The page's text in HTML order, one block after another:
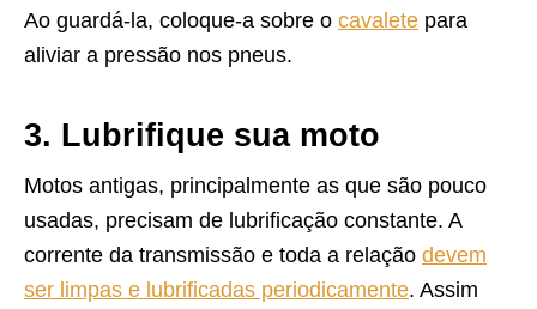
Ao guardá-la, coloque-a sobre o cavalete para
aliviar a pressão nos pneus.
3. Lubrifique sua moto
Motos antigas, principalmente as que são pouco
usadas, precisam de lubrificação constante. A
corrente da transmissão e toda a relação devem
ser limpas e lubrificadas periodicamente. Assim